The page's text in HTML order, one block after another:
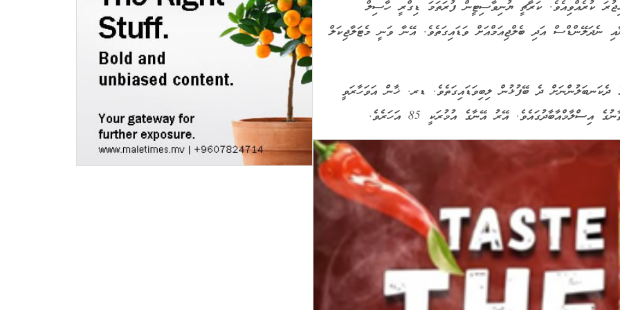
ހިޖުރަ ކުރެއްވިއެވެ. ކަރާޗީ ޔުނިވާސިޓީން ފުރަތަމަ ޑިގްރީ ހާސިލް
ނެދަލޭންޑްސް އަދި ބެލްޖިއަމްއަށް ވަޑައިގަތެވެ. އޭނާ ވަނީ މެޓަލާޖިކަލް
ދެ ބޭފުޅުން ލިބިވަޑައިގަތެވެ. ޑރ. ޚާން އަވަހާރަވީ